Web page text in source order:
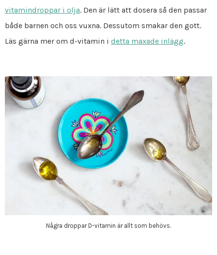
vitamindroppar i olja. Den är lätt att dosera så den passar
både barnen och oss vuxna. Dessutom smakar den gott.
Läs gärna mer om d-vitamin i detta maxade inlägg.
Några droppar D-vitamin är allt som behövs.